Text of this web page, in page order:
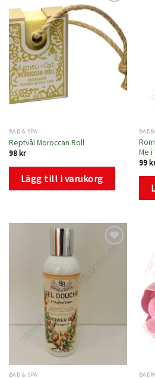
Lägg
till i
önskelistan
BAD & SPA
Reptvål Moroccan Roll
98 kr
Lägg till i varukorg
Me
99 kr
BAD & SPA